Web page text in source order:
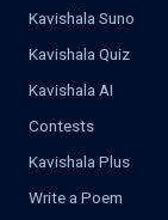
Kavishala Suno
Kavishala Quiz
Kavishala AI
Contests
Kavishala Plus
Write a Poem